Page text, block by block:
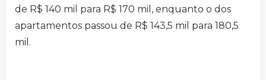
de R$ 140 mil para R$ 170 mil, enquanto o dos
apartamentos passou de R$ 143,5 mil para 180,5
mil.